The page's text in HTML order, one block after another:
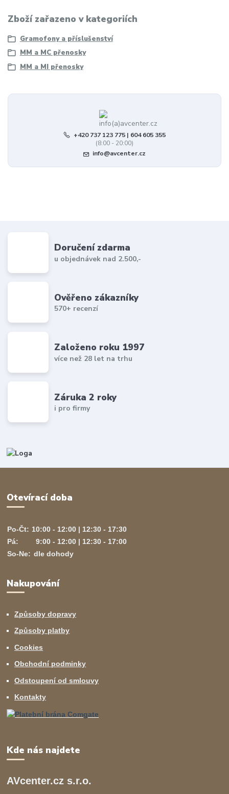
Zboží zařazeno v kategoriích
Gramofony a příslušenství
MM a MC přenosky
MM a MI přenosky
+420 737 123 775 | 604 605 355
(8:00 - 20:00)
info@avcenter.cz
Doručení zdarma
u objednávek nad 2.500,-
Ověřeno zákazníky
570+ recenzí
Založeno roku 1997
více než 28 let na trhu
Záruka 2 roky
i pro firmy
Otevírací doba
Po-Čt: 10:00 - 12:00 | 12:30 - 17:30
Pá:
9:00 - 12:00 | 12:30 - 17:00
So-Ne: dle dohody
Nakupování
Způsoby dopravy
Způsoby platby
Cookies
Obchodní podminky
Odstoupení od smlouvy
Kontakty
Kde nás najdete
AVcenter.cz s.r.o.